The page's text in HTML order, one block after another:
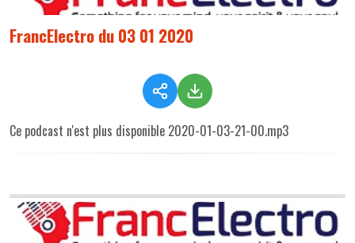
FrancElectro du 03 01 2020
Ce podcast n'est plus disponible 2020-01-03-21-00.mp3